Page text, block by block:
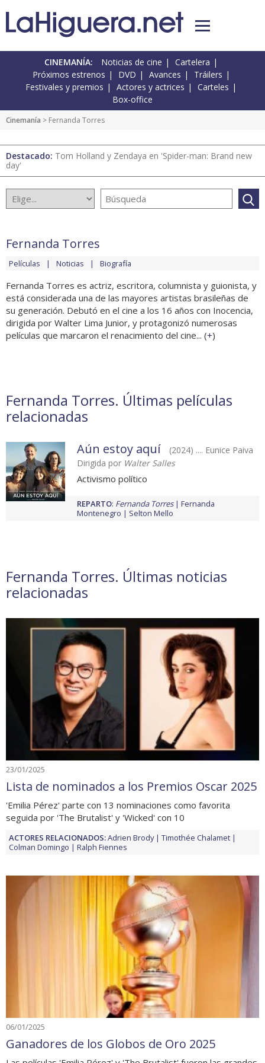
CINEMANÍA: Noticias de cine
Cartelera
Próximos estrenos
DVD Avances
Tráilers
Festivales y premios
Actores y actrices
Carteles
Box-office
Cinemanía > Fernanda Torres
Destacado: Tom Holland y Zendaya en 'Spider-man: Brand new
day'
Fernanda Torres
Películas Noticias Biografía
Fernanda Torres es actriz, escritora, columnista y guionista, y
está considerada una de las mayores artistas brasileñas de
su generación. Debutó en el cine a los 16 años con Inocencia,
dirigida por Walter Lima Junior, y protagonizó numerosas
películas que marcaron el renacimiento del cine... (+)
Fernanda Torres. Últimas películas
relacionadas
Aún estoy aquí
(2024) .... Eunice Paiva
Dirigida por Walter Salles
Activismo político
REPARTO: Fernanda Torres
Fernanda
Montenegro
Selton Mello
Fernanda Torres. Últimas noticias
relacionadas
23/01/2025
Lista de nominados a los Premios Oscar 2025
'Emilia Pérez' parte con 13 nominaciones como favorita
seguida por 'The Brutalist' y 'Wicked' con 10
ACTORES RELACIONADOS:Adrien Brody
Timothée Chalamet
Colman Domingo
Ralph Fiennes
06/01/2025
Ganadores de los Globos de Oro 2025